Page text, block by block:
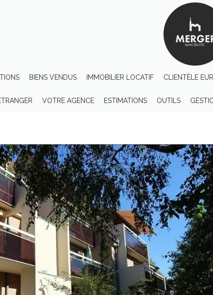
BIENS VENDUS IMMOBILIER LOCATIF CLIENTÈLE
VOTRE AGENCE ESTIMATIONS OUTILS